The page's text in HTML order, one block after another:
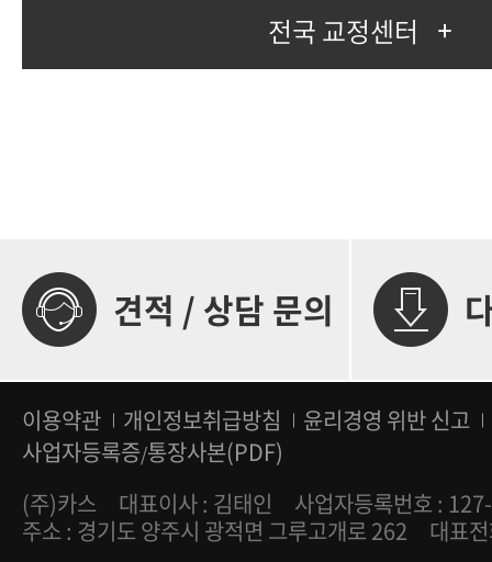
전국 교정센터
견적 / 상담 문의
이용약관 개인정보취급방침
윤리경영 위반 신고
사업자등록증/통장사본(PDF)
(주)카스
대표이사 : 김태인
사업자등록번호 :
주소 : 경기도 양주시 광적면 그루고개로 262
대표